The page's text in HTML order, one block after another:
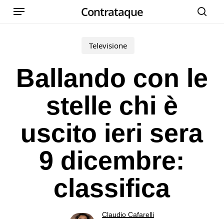
Skip
Contrataque
Menu
Televisione
Ballando con le
stelle chi è
uscito ieri sera
9 dicembre:
classifica
Claudio Cafarelli